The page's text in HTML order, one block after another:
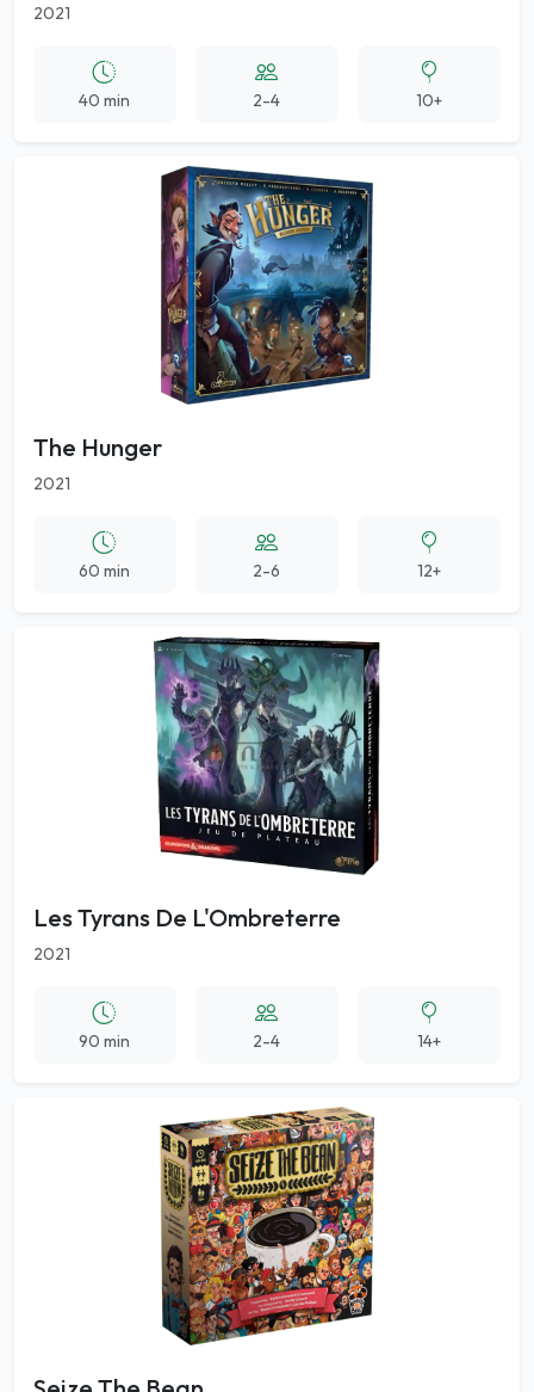
2021
40 min 2-4 10+
The Hunger
2021
60 min 2-6 12+
Les Tyrans De L'Ombreterre
2021
90 min 2-4 14+